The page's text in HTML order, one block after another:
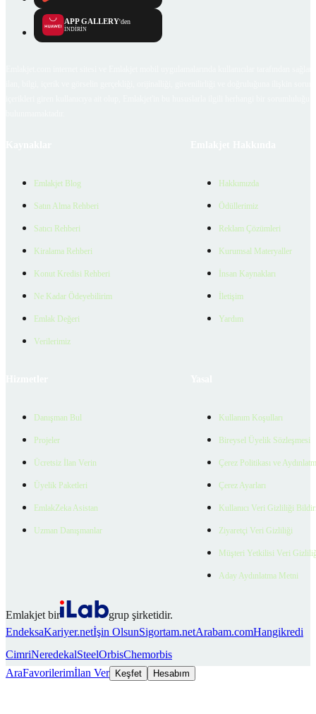
APP GALLERY'den
İNDİRİN
Emlakjet Blog
Satın Alma Rehberi
Satıcı Rehberi
Kiralama Rehberi
Konut Kredisi Rehberi
Ne Kadar Ödeyebilirim
Emlak Değeri
Verilerimiz
Hakkımızda
Ödüllerimiz
Reklam Çözümleri
Kurumsal Materyaller
İnsan Kaynakları
İletişim
Yardım
Danışman Bul
Projeler
Ücretsiz İlan Verin
Üyelik Paketleri
EmlakZeka Asistan
Uzman Danışmanlar
Kullanım Koşulları
Bireysel Üyelik Sözleşmesi
Çerez Politikası ve
Çerez Ayarları
Kullanıcı Veri Gizliliği
Ziyaretçi Veri Gizliliği
Müşteri Yetkilisi Veri
Aday Aydınlatma Metni
Emlakjet bir
grup şirketidir.
EndeksaKariyer.netİşin OlsunSigortam.netArabam.comHangikredi
CimriNeredekalSteelOrbisChemorbis
AraFavorilerimİlan Ver Keşfet Hesabım